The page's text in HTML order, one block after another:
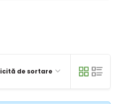
de sortare